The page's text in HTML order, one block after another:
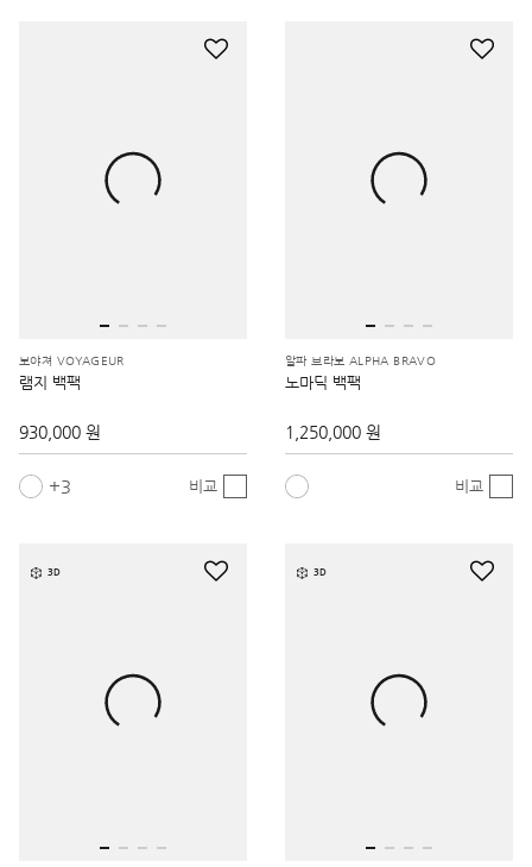
보야져 VOYAGEUR
램지 백팩
930,000 원
3 비교
알파 브라보 ALPHA BRAVO
노마딕 백팩
1,250,000 원
비교
3D 3D